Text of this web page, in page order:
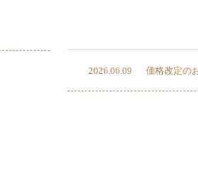
2026.06.09 価格改定の